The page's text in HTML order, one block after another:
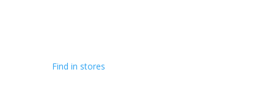
Find in stores